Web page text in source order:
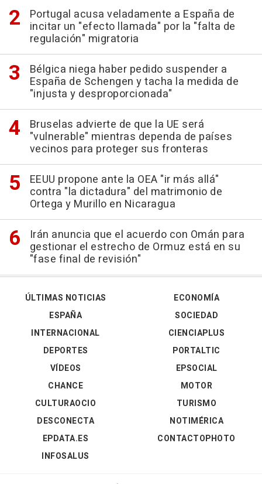
Portugal acusa veladamente a España de
incitar un "efecto llamada" por la "falta de
regulación" migratoria
Bélgica niega haber pedido suspender a
España de Schengen y tacha la medida de
"injusta y desproporcionada"
Bruselas advierte de que la UE será
"vulnerable" mientras dependa de países
vecinos para proteger sus fronteras
EEUU propone ante la OEA "ir más allá"
contra "la dictadura" del matrimonio de
Ortega y Murillo en Nicaragua
Irán anuncia que el acuerdo con Omán para
gestionar el estrecho de Ormuz está en su
"fase final de revisión"
ÚLTIMAS NOTICIAS
ESPAÑA
INTERNACIONAL
DEPORTES
VÍDEOS
ECONOMÍA
SOCIEDAD
CIENCIAPLUS
PORTALTIC
EPSOCIAL
CHANCE
CULTURAOCIO
DESCONECTA
EPDATA.ES
INFOSALUS
MOTOR
TURISMO
NOTIMÉRICA
CONTACTOPHOTO